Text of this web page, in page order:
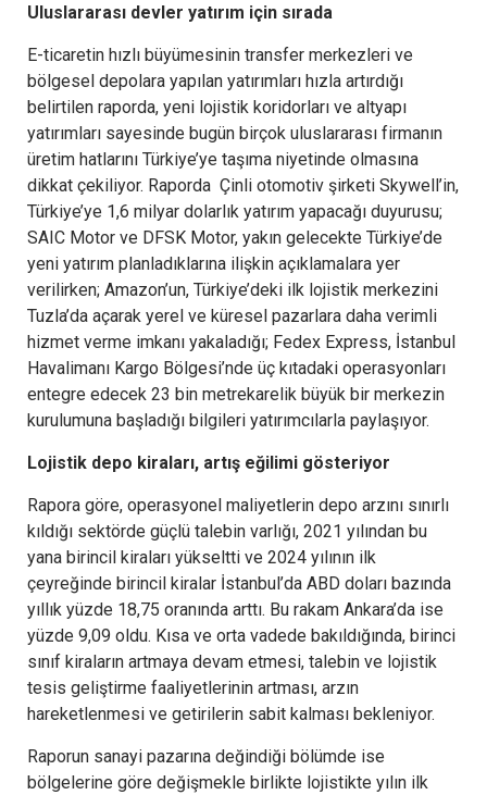
Uluslararası devler yatırım için sırada
E-ticaretin hızlı büyümesinin transfer merkezleri ve
bölgesel depolara yapılan yatırımları hızla artırdığı
belirtilen raporda, yeni lojistik koridorları ve altyapı
yatırımları sayesinde bugün birçok uluslararası firmanın
üretim hatlarını Türkiye’ye taşıma niyetinde olmasına
dikkat çekiliyor. Raporda Çinli otomotiv şirketi Skywell’in,
Türkiye’ye 1,6 milyar dolarlık yatırım yapacağı duyurusu;
SAIC Motor ve DFSK Motor, yakın gelecekte Türkiye’de
yeni yatırım planladıklarına ilişkin açıklamalara yer
verilirken; Amazon’un, Türkiye’deki ilk lojistik merkezini
Tuzla’da açarak yerel ve küresel pazarlara daha verimli
hizmet verme imkanı yakaladığı; Fedex Express, İstanbul
Havalimanı Kargo Bölgesi’nde üç kıtadaki operasyonları
entegre edecek 23 bin metrekarelik büyük bir merkezin
kurulumuna başladığı bilgileri yatırımcılarla paylaşıyor.
Lojistik depo kiraları, artış eğilimi gösteriyor
Rapora göre, operasyonel maliyetlerin depo arzını sınırlı
kıldığı sektörde güçlü talebin varlığı, 2021 yılından bu
yana birincil kiraları yükseltti ve 2024 yılının ilk
çeyreğinde birincil kiralar İstanbul’da ABD doları bazında
yıllık yüzde 18,75 oranında arttı. Bu rakam Ankara’da ise
yüzde 9,09 oldu. Kısa ve orta vadede bakıldığında, birinci
sınıf kiraların artmaya devam etmesi, talebin ve lojistik
tesis geliştirme faaliyetlerinin artması, arzın
hareketlenmesi ve getirilerin sabit kalması bekleniyor.
Raporun sanayi pazarına değindiği bölümde ise
bölgelerine göre değişmekle birlikte lojistikte yılın ilk